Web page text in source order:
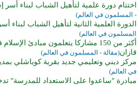
اختتام دورة علمية لتأهيل الشباب لبناء أسر
- المسلمون في العالم)
الدورة العلمية الثانية لتأهيل الشباب
المسلمون في العالم)
أكثر من 150 مشاركا يتعلمون مبادئ
قازان(مقالة - المسلمون في العالم)
مركز ديني وتعليمي جديد بقرية كوياشلي
في العالم)